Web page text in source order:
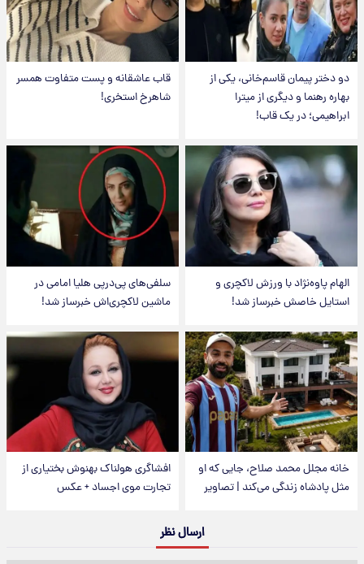
دو دختر پیمان قاسم‌خانی، یکی از
بهاره رهنما و دیگری از میترا
ابراهیمی؛ در یک قاب!
قاب عاشقانه و پست متفاوت همسر
شاهرخ استخری!
الهام پاوه‌نژاد با ورزش لاکچری و
استایل خاصش خبرساز شد!
سلفی‌های پی‌درپی هلیا امامی در
ماشین لاکچری‌اش خبرساز شد!
خانه مجلل محمد صلاح، جایی که او
مثل پادشاه زندگی می‌کند | تصاویر
افشاگری هولناک بهنوش بختیاری از
تجارت موی اجساد + عکس
ارسال نظر